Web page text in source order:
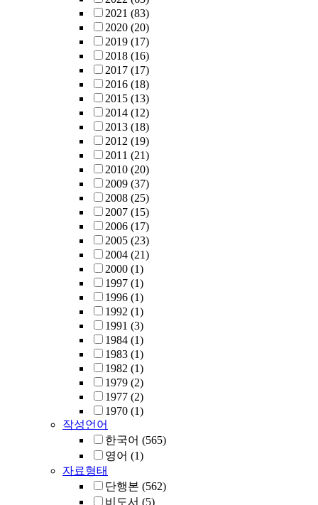
2021 (83)
2020 (20)
2019 (17)
2018 (16)
2017 (17)
2016 (18)
2015 (13)
2014 (12)
2013 (18)
2012 (19)
2011 (21)
2010 (20)
2009 (37)
2008 (25)
2007 (15)
2006 (17)
2005 (23)
2004 (21)
2000 (1)
1997 (1)
1996 (1)
1992 (1)
1991 (3)
1984 (1)
1983 (1)
1982 (1)
1979 (2)
1977 (2)
1970 (1)
작성언어
한국어 (565)
영어 (1)
자료형태
단행본 (562)
비도서 (5)